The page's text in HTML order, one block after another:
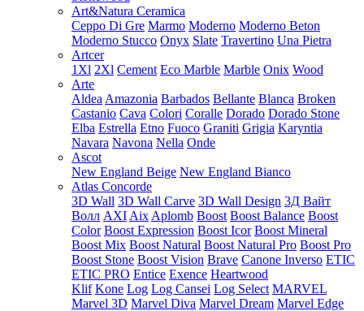
Art&Natura Ceramica
Ceppo Di Gre Marmo Moderno Moderno Beton
Moderno Stucco Onyx Slate Travertino Una Pietra
Artcer
1Xl 2Xl Cement Eco Marble Marble Onix Wood
Arte
Aldea Amazonia Barbados Bellante Blanca Broken
Castanio Cava Colori Coralle Dorado Dorado Stone
Elba Estrella Etno Fuoco Graniti Grigia Karyntia
Navara Navona Nella Onde
Ascot
New England Beige New England Bianco
Atlas Concorde
3D Wall 3D Wall Carve 3D Wall Design 3Д Вайт
Волл AXI Aix Aplomb Boost Boost Balance Boost
Color Boost Expression Boost Icor Boost Mineral
Boost Mix Boost Natural Boost Natural Pro Boost Pro
Boost Stone Boost Vision Brave Canone Inverso ETIC
ETIC PRO Entice Exence Heartwood
Klif Kone Log Log Cansei Log Select MARVEL
Marvel 3D Marvel Diva Marvel Dream Marvel Edge